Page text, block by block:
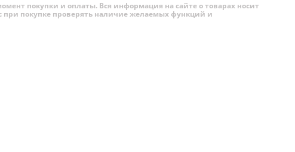
покупки и оплаты. Вся информация на сайте о товарах носит
при покупке проверять наличие желаемых функций и